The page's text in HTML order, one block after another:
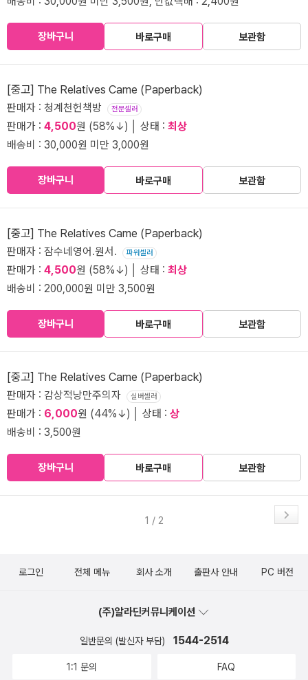
장바구니 바로구매 보관함
[중고] The Relatives Came (Paperback)
판매자 : 청계천헌책방 전문셀러
판매가 : 4,500원 (58%↓) │ 상태 : 최상
배송비 : 30,000원 미만 3,000원
장바구니 바로구매 보관함
[중고] The Relatives Came (Paperback)
판매자 : 잠수네영어.원서. 파워셀러
판매가 : 4,500원 (58%↓) │ 상태 : 최상
배송비 : 200,000원 미만 3,500원
장바구니 바로구매 보관함
[중고] The Relatives Came (Paperback)
판매자 : 감상적낭만주의자 실버셀러
판매가 : 6,000원 (44%↓) │ 상태 : 상
배송비 : 3,500원
장바구니 바로구매 보관함
1 / 2
로그인 전체 메뉴 회사 소개 출판사 안내 PC 버전
(주)알라딘커뮤니케이션
일반문의 (발신자 부담) 1544-2514
1:1 문의 FAQ